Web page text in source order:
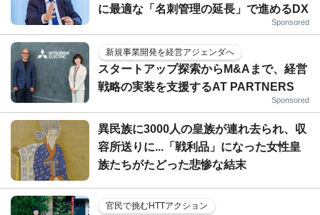
に最適な「名刺管理の延長」で進めるDX
Sponsored
新規事業開発を経営アジェンダへ
スタートアップ探索からM&Aまで、経営
戦略の実装を支援するAT PARTNERS
Sponsored
異民族に3000人の皇族が連れ去られ、収
容所送りに...「戦利品」になった女性皇
族たちがたどった悲惨な結末
官民で挑むHTTアクション